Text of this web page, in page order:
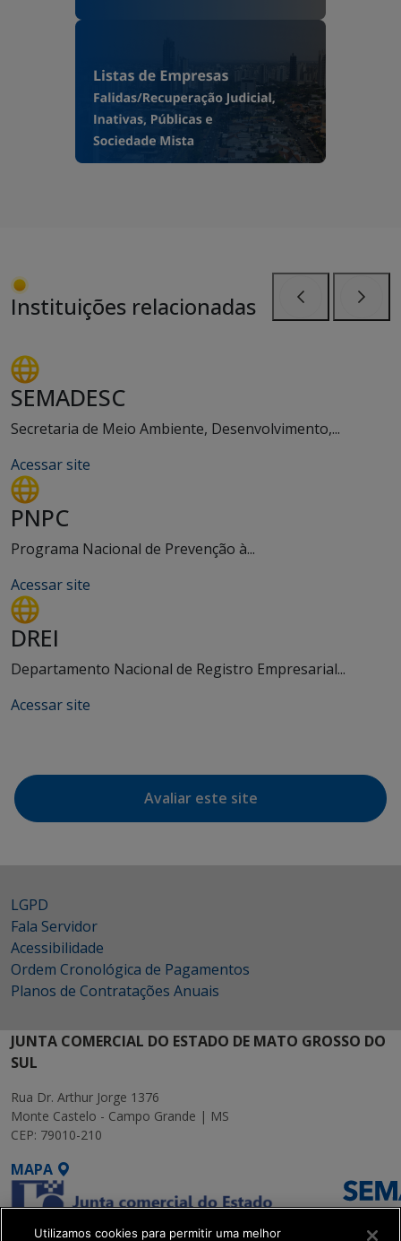
Instituições relacionadas
SEMADESC
Secretaria de Meio Ambiente, Desenvolvimento,...
Acessar site
PNPC
Programa Nacional de Prevenção à...
Acessar site
DREI
Departamento Nacional de Registro Empresarial...
Acessar site
Avaliar este site
LGPD
Fala Servidor
Acessibilidade
Ordem Cronológica de Pagamentos
Planos de Contratações Anuais
JUNTA COMERCIAL DO ESTADO DE MATO GROSSO DO
SUL
Rua Dr. Arthur Jorge 1376
Monte Castelo - Campo Grande | MS
CEP: 79010-210
MAPA
Utilizamos cookies para permitir uma melhor